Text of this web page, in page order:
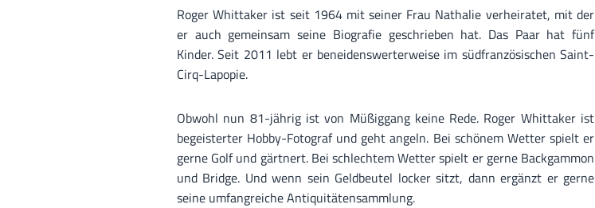
Roger Whittaker ist seit 1964 mit seiner Frau Nathalie verheiratet, mit der
er auch gemeinsam seine Biografie geschrieben hat. Das Paar hat fünf
Kinder. Seit 2011 lebt er beneidenswerterweise im südfranzösischen Saint-
Cirq-Lapopie.
Obwohl nun 81-jährig ist von Müßiggang keine Rede. Roger Whittaker ist
begeisterter Hobby-Fotograf und geht angeln. Bei schönem Wetter spielt er
gerne Golf und gärtnert. Bei schlechtem Wetter spielt er gerne Backgammon
und Bridge. Und wenn sein Geldbeutel locker sitzt, dann ergänzt er gerne
seine umfangreiche Antiquitätensammlung.